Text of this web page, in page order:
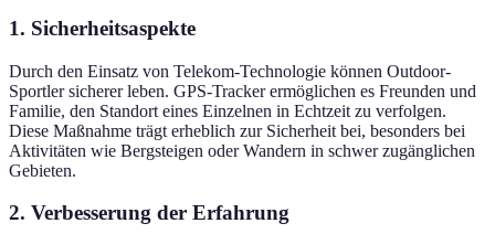
1. Sicherheitsaspekte
Durch den Einsatz von Telekom-Technologie können Outdoor-
Sportler sicherer leben. GPS-Tracker ermöglichen es Freunden und
Familie, den Standort eines Einzelnen in Echtzeit zu verfolgen.
Diese Maßnahme trägt erheblich zur Sicherheit bei, besonders bei
Aktivitäten wie Bergsteigen oder Wandern in schwer zugänglichen
Gebieten.
2. Verbesserung der Erfahrung